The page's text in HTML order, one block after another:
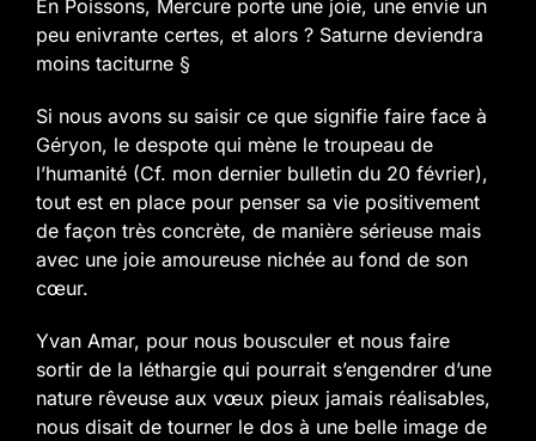
En Poissons, Mercure porte une joie, une envie un
peu enivrante certes, et alors ? Saturne deviendra
moins taciturne §
Si nous avons su saisir ce que signifie faire face à
Géryon, le despote qui mène le troupeau de
l’humanité (Cf. mon dernier bulletin du 20 février),
tout est en place pour penser sa vie positivement
de façon très concrète, de manière sérieuse mais
avec une joie amoureuse nichée au fond de son
cœur.
Yvan Amar, pour nous bousculer et nous faire
sortir de la léthargie qui pourrait s’engendrer d’une
nature rêveuse aux vœux pieux jamais réalisables,
nous disait de tourner le dos à une belle image de